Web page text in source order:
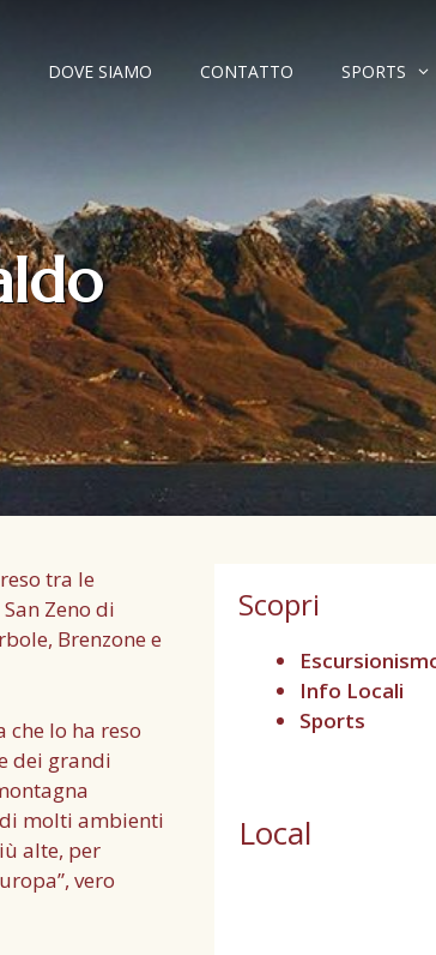
DOVE SIAMO CONTATTO SPORTS
tra le
Zeno di
Brenzone e
lo ha reso
dei grandi
di molti ambienti
alte, per
vero
Scopri
Info Locali
Sports
Local